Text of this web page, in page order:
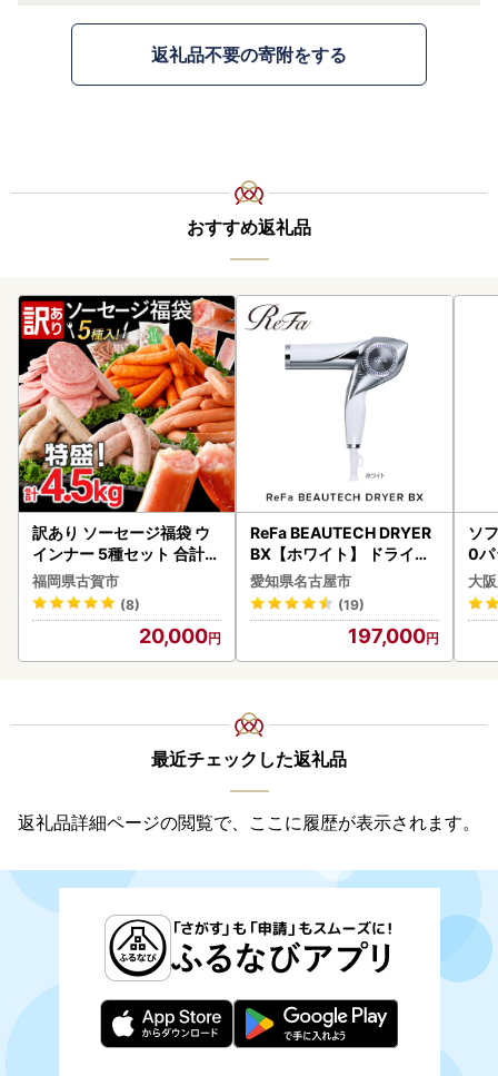
返礼品不要の寄附をする
おすすめ返礼品
訳あり ソーセージ福袋 ウ
インナー 5種セット 合計4.
5kg ソーセージ
福岡県古賀市
(8)
20,000
ReFa BEAUTECH DRYER
BX【ホワイト】 ドライヤ
ー 美容 家電 ドライヤー リ
ファ
愛知県名古屋市
(19)
197,000
ソ
0
大
最近チェックした返礼品
返礼品詳細ページの閲覧で、ここに履歴が表示されます。